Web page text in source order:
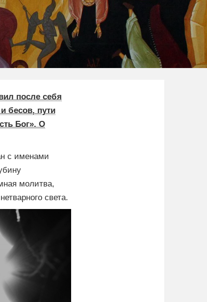
после себя
бесов, пути
Бог». О
с именами
молитва,
света.